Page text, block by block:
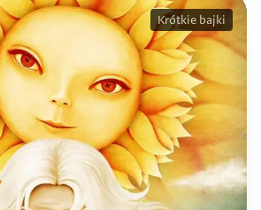
Krótkie bajki